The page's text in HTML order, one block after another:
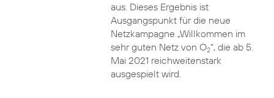
aus. Dieses Ergebnis ist
Ausgangspunkt für die neue
Netzkampagne „Willkommen im
sehr guten Netz von O2“, die ab 5.
Mai 2021 reichweitenstark
ausgespielt wird.